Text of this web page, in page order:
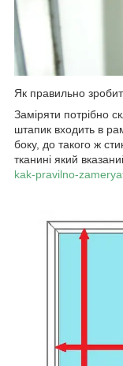
Як правильно
Заміряти потрібно
штапик входить в
боку, до такого ж
тканині який
kak-pravilno-